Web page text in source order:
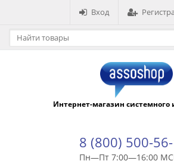
Вход
Интернет-магазин системного
8 (800) 500-
Пн—Пт 7:00—16:00